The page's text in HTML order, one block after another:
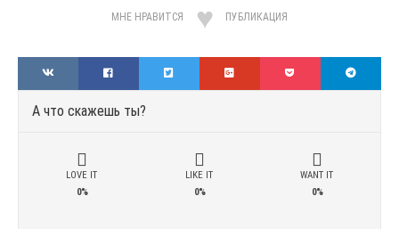
МНЕ НРАВИТСЯ ПУБЛИКАЦИЯ
А что скажешь ты?
LOVE IT
0%
LIKE IT
0%
WANT IT
0%